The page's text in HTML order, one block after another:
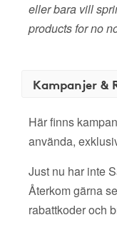
eller bara vill
products for no
Kampanjer &
Här finns
använda,
Just nu har inte
Återkom gärna
rabattkoder och